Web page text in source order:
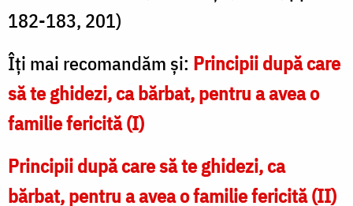
182-183, 201)
Îți mai recomandăm și: Principii după care
să te ghidezi, ca bărbat, pentru a avea o
familie fericită (I)
Principii după care să te ghidezi, ca
bărbat, pentru a avea o familie fericită (II)